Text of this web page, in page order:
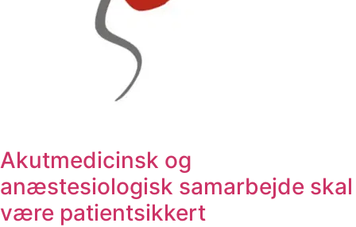
Akutmedicinsk og
anæstesiologisk samarbejde skal
være patientsikkert